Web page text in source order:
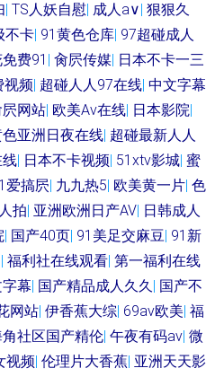
| TS人妖自慰| 成人a∨| 狠狠久
不卡| 91黄色仓库| 97超碰成人
费91 | 肏屄传媒| 日本不卡一三
视频| 超碰人人97在线| 中文字幕
屄网站| 欧美Aⅴ在线| 日本影院|
亚洲日夜在线| 超碰最新人人
| 日本不卡视频| 51xtv影城| 蜜
爱搞屄| 九九热5| 欧美黄一片| 色
拍| 亚洲欧洲日产AV| 日韩成人
| 国产40页| 91美足交麻豆| 91新
| 福利社在线观看| 第一福利在线
幕| 国产精品成人久久| 国产不
网站| 伊香蕉大综| 69av欧美| 福
社区国产精伦| 午夜有码av| 微
视频| 伦理片大香蕉| 亚洲天天影